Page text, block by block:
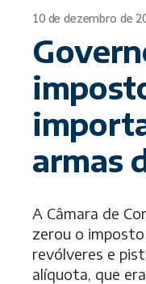
10 de dezembro de
armas
A Câmara de
zerou o
revólveres e
alíquota, que